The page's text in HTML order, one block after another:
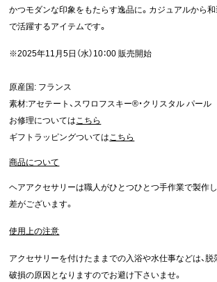
かつモダンな印象をもたらす逸品に。カジュアルから
で活躍するアイテムです。
※2025年11月5日（水）10：00 販売開始
原産国: フランス
素材:アセテート、スワロフスキー®・クリスタル パール
お修理についてはこちら
ギフトラッピングついてはこちら
商品について
ヘアアクセサリーは職人がひとつひとつ手作業で製作
差がございます。
使用上の注意
アクセサリーを付けたままでの入浴や水仕事などは、脱
破損の原因となりますのでお避け下さいませ。